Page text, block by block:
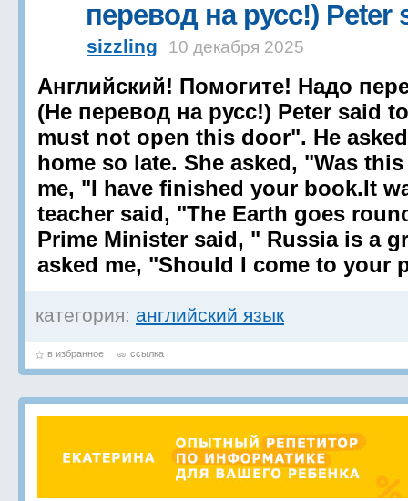
перевод на русс!)
sizzling 10 декабря 2025
Английский! Помогите! Надо
(Не перевод на русс!) Peter said
must not open this door". He
home so late. She asked, "Was
me, "I have finished your book.It
teacher said, "The Earth goes
Prime Minister said, " Russia is a
asked me, "Should I come to your
категория: английский язык
в избранное ссылка